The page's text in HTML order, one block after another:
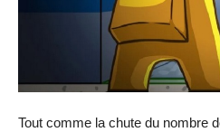
Tout comme la chute du nombre